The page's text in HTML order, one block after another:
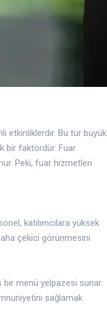
etkinliklerdir. Bu tür büyük
bir faktördür. Fuar
Peki, fuar hizmetleri
katılımcılara yüksek
çekici görünmesini
bir menü yelpazesi sunar.
sağlamak